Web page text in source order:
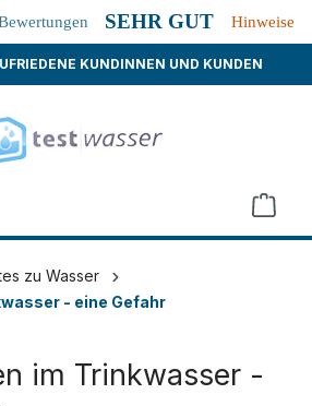
SEHR GUT Hinweise
KUNDINNEN UND KUNDEN
zu Wasser
- eine Gefahr
im Trinkwasser -